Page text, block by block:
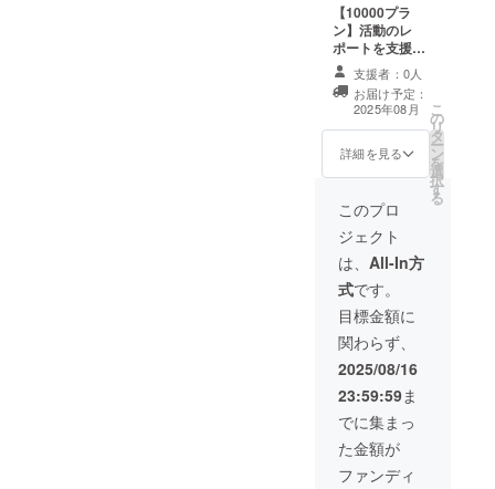
【10000プラ
ン】活動のレ
ポートを支援者
限定で公開しま
す。（同様のレ
ポートが他支援
サイトに掲載さ
れる場合があり
ます）※500円の
支援者：0人
お届け予定：
2025年08月
詳細を見る
こ
の
リ
タ
ー
ン
を
選
択
す
る
このプロ
ジェクト
は、 All-In方
式です。
目標金額に
関わらず、
2025/08/16
23:59:59ま
でに集まっ
た金額が
ファンディ